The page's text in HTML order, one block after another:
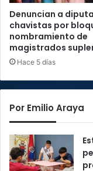
Denuncian a
chavistas por
nombramiento de
magistrados
Hace 5 días
Por Emilio Araya